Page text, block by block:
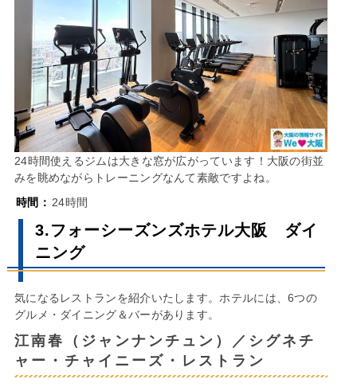
24時間使えるジムは大きな窓が広がっています！大阪の街並
みを眺めながらトレーニングなんて素敵ですよね。
時間： 24時間
3.フォーシーズンズホテル大阪 ダイ
ニング
気になるレストランを紹介いたします。ホテルには、6つの
グルメ・ダイニング＆バーがあります。
江南春（ジャンナンチュン）／シグネチ
ャー・チャイニーズ・レストラン